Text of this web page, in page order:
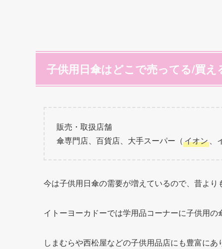
子供用日傘はどこで売ってる/買え
販売・取扱店舗
傘専門店、百貨店、大手スーパー（イオン、
今は子供用日傘の需要が増えているので、昔よ
イトーヨーカドーでは学用品コーナーに子供用
しまむらや西松屋などの子供用品店にも豊富に